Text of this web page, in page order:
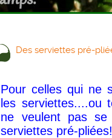
Des serviettes pré-
Pour celles qui ne
les serviettes....ou
ne veulent pas
serviettes pré-